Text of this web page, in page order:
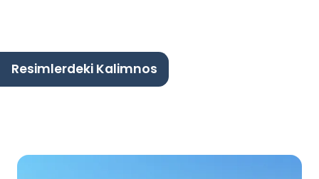
Resimlerdeki Kalimnos